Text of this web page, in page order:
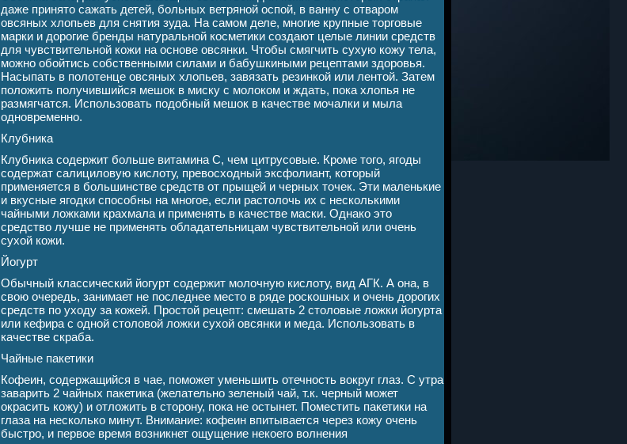
даже принято сажать детей, больных ветряной оспой, в ванну с отваром
овсяных хлопьев для снятия зуда. На самом деле, многие крупные торговые
марки и дорогие бренды натуральной косметики создают целые линии средств
для чувствительной кожи на основе овсянки. Чтобы смягчить сухую кожу тела,
можно обойтись собственными силами и бабушкиными рецептами здоровья.
Насыпать в полотенце овсяных хлопьев, завязать резинкой или лентой. Затем
положить получившийся мешок в миску с молоком и ждать, пока хлопья не
размягчатся. Использовать подобный мешок в качестве мочалки и мыла
одновременно.
Клубника
Клубника содержит больше витамина С, чем цитрусовые. Кроме того, ягоды
содержат салициловую кислоту, превосходный эксфолиант, который
применяется в большинстве средств от прыщей и черных точек. Эти маленькие
и вкусные ягодки способны на многое, если растолочь их с несколькими
чайными ложками крахмала и применять в качестве маски. Однако это
средство лучше не применять обладательницам чувствительной или очень
сухой кожи.
Йогурт
Обычный классический йогурт содержит молочную кислоту, вид АГК. А она, в
свою очередь, занимает не последнее место в ряде роскошных и очень дорогих
средств по уходу за кожей. Простой рецепт: смешать 2 столовые ложки йогурта
или кефира с одной столовой ложки сухой овсянки и меда. Использовать в
качестве скраба.
Чайные пакетики
Кофеин, содержащийся в чае, поможет уменьшить отечность вокруг глаз. С утра
заварить 2 чайных пакетика (желательно зеленый чай, т.к. черный может
окрасить кожу) и отложить в сторону, пока не остынет. Поместить пакетики на
глаза на несколько минут. Внимание: кофеин впитывается через кожу очень
быстро, и первое время возникнет ощущение некоего волнения